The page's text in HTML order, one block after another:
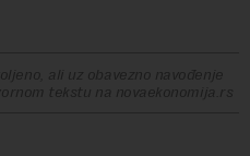
ali uz obavezno navođenje
tekstu na novaekonomija.rs